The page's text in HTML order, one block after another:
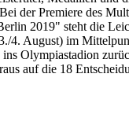
der Premiere des
2019" steht die
4. August) im
ins Olympiastadion
auf die 18